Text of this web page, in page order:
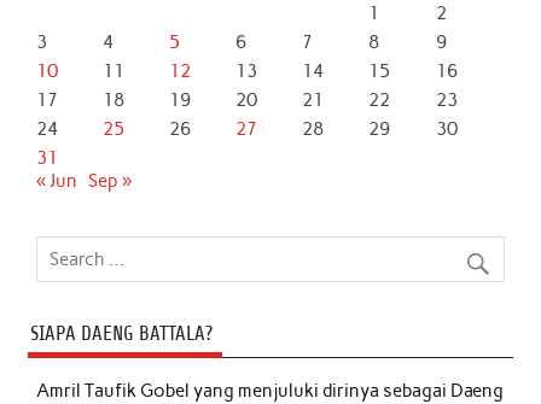
1
2
3
4 5 6 7 8
9
10
11 12 13 14 15
16
17
18 19 20 21 22
23
24
25 26 27 28 29
30
31
« Jun Sep »
SIAPA DAENG BATTALA?
Amril Taufik Gobelyang menjuluki dirinya sebagai Daeng